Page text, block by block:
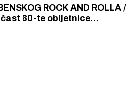
ROCK AND ROLLA /
60-te obljetnice